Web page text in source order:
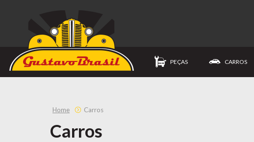
PEÇAS CARROS
Home Carros
Carros